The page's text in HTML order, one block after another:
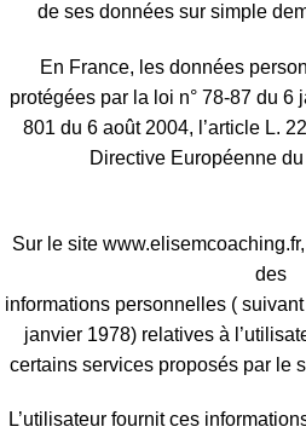
de ses données sur simple
En France, les données
protégées par la loi n° 78-87 du 6
801 du 6 août 2004, l’article L.
Directive Européenne
Sur le site
des
informations personnelles (
janvier 1978) relatives à
certains services proposés par le
L’utilisateur fournit ces